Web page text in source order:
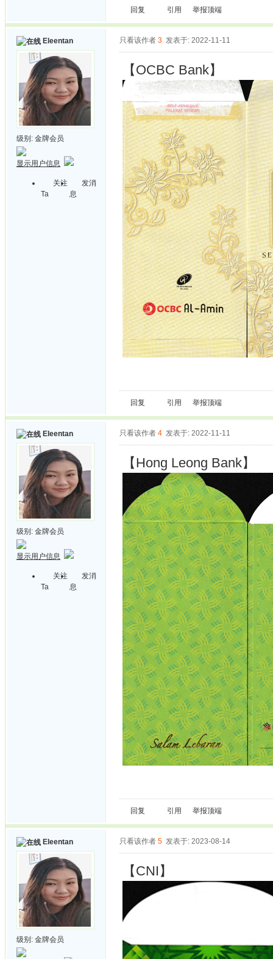
回复 引用 举报顶端
Eleentan
级别: 金牌会员
显示用户信息
关注
Ta
发消
息
只看该作者 3 发表于: 2022-11-11
【OCBC Bank】
回复 引用 举报顶端
Eleentan
级别: 金牌会员
显示用户信息
关注
Ta
发消
息
只看该作者 4 发表于: 2022-11-11
【Hong Leong Bank】
回复 引用 举报顶端
Eleentan
级别: 金牌会员
只看该作者 5 发表于: 2023-08-14
【CNI】